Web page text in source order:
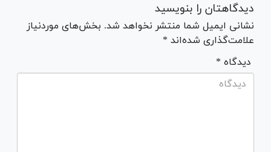
دیدگاهتان را بنویسید
نشانی ایمیل شما منتشر نخواهد شد. بخش‌های موردنیاز
علامت‌گذاری شده‌اند *
* دیدگاه